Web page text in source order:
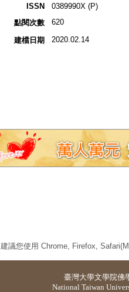
ISSN
0389990X (P)
點閱次數
620
建檔日期 2020.02.14
建議您使用 Chrome, Firefox,
臺灣大學文學院佛
National Taiwan